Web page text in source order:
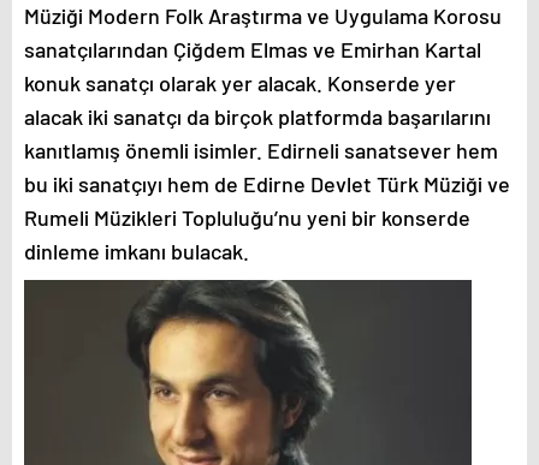
Müziği Modern Folk Araştırma ve Uygulama Korosu
sanatçılarından Çiğdem Elmas ve Emirhan Kartal
konuk sanatçı olarak yer alacak. Konserde yer
alacak iki sanatçı da birçok platformda başarılarını
kanıtlamış önemli isimler. Edirneli sanatsever hem
bu iki sanatçıyı hem de Edirne Devlet Türk Müziği ve
Rumeli Müzikleri Topluluğu’nu yeni bir konserde
dinleme imkanı bulacak.